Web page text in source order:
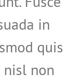
in
quis
nisl non